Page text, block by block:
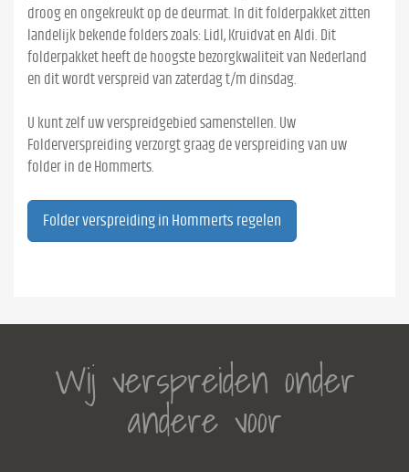
droog en ongekreukt op de deurmat. In dit folderpakket zitten
landelijk bekende folders zoals: Lidl, Kruidvat en Aldi. Dit
folderpakket heeft de hoogste bezorgkwaliteit van Nederland
en dit wordt verspreid van zaterdag t/m dinsdag.
U kunt zelf uw verspreidgebied samenstellen. Uw
Folderverspreiding verzorgt graag de verspreiding van uw
folder in de Hommerts.
Folder verspreiding in Hommerts regelen
Wij verspreiden onder
andere voor